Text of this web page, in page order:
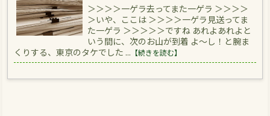
＞＞＞＞一ゲラ去ってまた一ゲラ ＞＞＞＞
＞いや、ここは ＞＞＞＞一ゲラ見送ってま
た一ゲラ ＞＞＞＞＞ですね あれよあれよと
いう間に、次のお山が到着 よ～し！と腕ま
くりする、東京のタケでした ... 【続きを読む】